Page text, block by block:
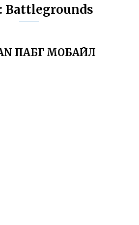
Battlegrounds
ПАБГ МОБАЙЛ